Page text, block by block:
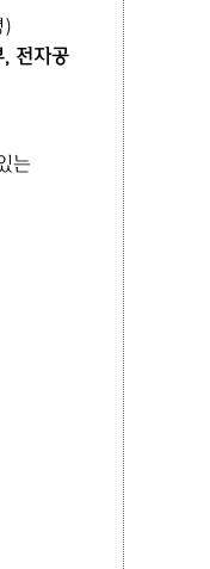
)
전자공
는